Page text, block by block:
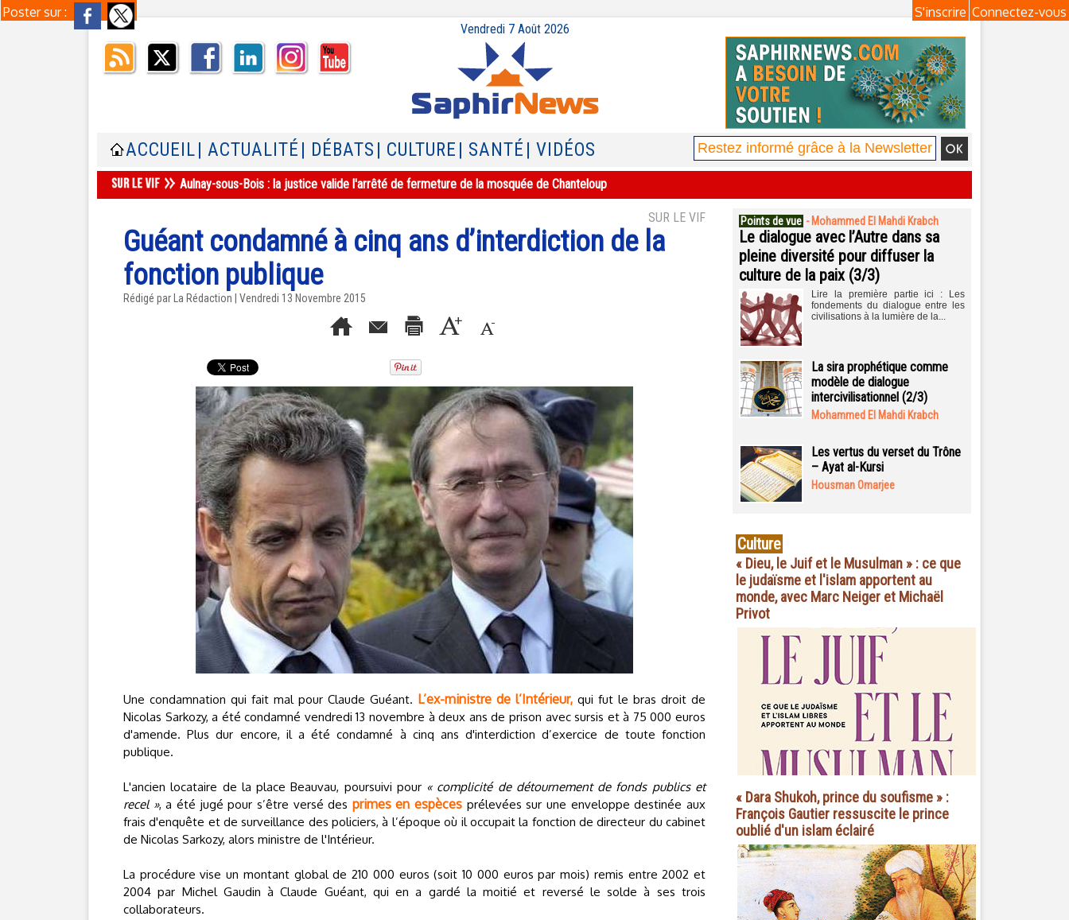
Poster sur : Connectez-vous
S'inscrire
Vendredi 7 Août 2026
ACCUEIL | ACTUALITÉ | DÉBATS | CULTURE | SANTÉ | VIDÉOS
Aulnay-sous-Bois : la justice valide l'arrêté de fermeture de la mosquée de Chanteloup
SUR LE VIF
Guéant condamné à cinq ans d’interdiction de la
fonction publique
Rédigé par La Rédaction | Vendredi 13 Novembre 2015
Une condamnation qui fait mal pour Claude Guéant. L’ex-ministre de l’Intérieur, qui fut le bras droit de
Nicolas Sarkozy, a été condamné vendredi 13 novembre à deux ans de prison avec sursis et à 75 000 euros
d'amende. Plus dur encore, il a été condamné à cinq ans d'interdiction d’exercice de toute fonction
publique.
L'ancien locataire de la place Beauvau, poursuivi pour « complicité de détournement de fonds publics et
recel », a été jugé pour s’être versé des primes en espèces prélevées sur une enveloppe destinée aux
frais d'enquête et de surveillance des policiers, à l’époque où il occupait la fonction de directeur du cabinet
de Nicolas Sarkozy, alors ministre de l'Intérieur.
La procédure vise un montant global de 210 000 euros (soit 10 000 euros par mois) remis entre 2002 et
2004 par Michel Gaudin à Claude Guéant, qui en a gardé la moitié et reversé le solde à ses trois
collaborateurs.
Points de vue - Mohammed El Mahdi Krabch
Le dialogue avec l’Autre dans sa
pleine diversité pour diffuser la
culture de la paix (3/3)
Lire la première partie ici : Les
fondements du dialogue entre les
civilisations à la lumière de la...
La sira prophétique comme
modèle de dialogue
intercivilisationnel (2/3)
Mohammed El Mahdi Krabch
Les vertus du verset du Trône
– Ayat al-Kursi
Housman Omarjee
Culture
« Dieu, le Juif et le Musulman » : ce que
le judaïsme et l'islam apportent au
monde, avec Marc Neiger et Michaël
Privot
« Dara Shukoh, prince du soufisme » :
François Gautier ressuscite le prince
oublié d'un islam éclairé